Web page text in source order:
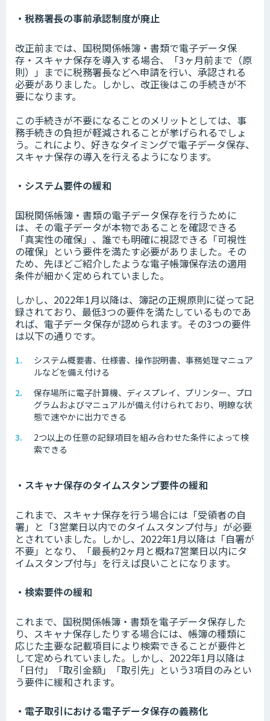
・税務署長の事前承認制度が廃止
改正前までは、国税関係帳簿・書類で電子データ保
存・スキャナ保存を導入する場合、「3ヶ月前まで（原
則）」までに税務署長などへ申請を行い、承認される
必要がありました。しかし、改正後はこの手続きが不
要になります。
この手続きが不要になることのメリットとしては、事
務手続きの負担が軽減されることが挙げられるでしょ
う。これにより、好きなタイミングで電子データ保存、
スキャナ保存の導入を行えるようになります。
・システム要件の緩和
国税関係帳簿・書類の電子データ保存を行うために
は、その電子データが本物であることを確認できる
「真実性の確保」、誰でも明確に視認できる「可視性
の確保」という要件を満たす必要がありました。その
ため、先ほどご紹介したような電子帳簿保存法の適用
条件が細かく定められていました。
しかし、2022年1月以降は、簿記の正規原則に従って記
録されており、最低3つの要件を満たしているものであ
れば、電子データ保存が認められます。その3つの要件
は以下の通りです。
システム概要書、仕様書、操作説明書、事務処理マニュア
ルなどを備え付ける
保存場所に電子計算機、ディスプレイ、プリンター、プロ
グラムおよびマニュアルが備え付けられており、明瞭な状
態で速やかに出力できる
2つ以上の任意の記録項目を組み合わせた条件によって検
索できる
・スキャナ保存のタイムスタンプ要件の緩和
これまで、スキャナ保存を行う場合には「受領者の自
署」と「3営業日以内でのタイムスタンプ付与」が必要
とされていました。しかし、2022年1月以降は「自署が
不要」となり、「最長約2ヶ月と概ね7営業日以内にタ
イムスタンプ付与」を行えば良いことになります。
・検索要件の緩和
これまで、国税関係帳簿・書類を電子データ保存した
り、スキャナ保存したりする場合には、帳簿の種類に
応じた主要な記載項目により検索できることが要件と
して定められていました。しかし、2022年1月以降は
「日付」「取引金額」「取引先」という3項目のみとい
う要件に緩和されます。
・電子取引における電子データ保存の義務化